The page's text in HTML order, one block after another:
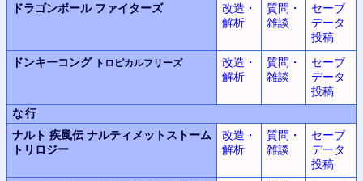
ドラゴンボール ファイターズ
改造・
解析
質問・
雑談
セーブ
データ
投稿
ドンキーコング トロピカルフリーズ
改造・
解析
質問・
雑談
セーブ
データ
投稿
な行
ナルト 疾風伝 ナルティメットストーム
トリロジー
改造・
解析
質問・
雑談
セーブ
データ
投稿